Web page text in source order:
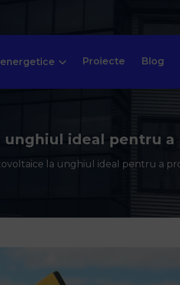
Proiecte Blog
ideal pentru a
la unghiul ideal pentru a